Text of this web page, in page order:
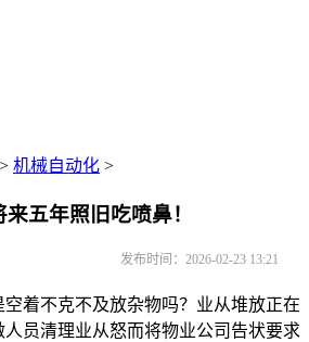
> 机械自动化 >
五年照旧吃喷鼻！
发布时间：2026-02-23 13:21
不克不及放杂物吗？业从堆放正在
员清理业从怒而将物业公司告状要求